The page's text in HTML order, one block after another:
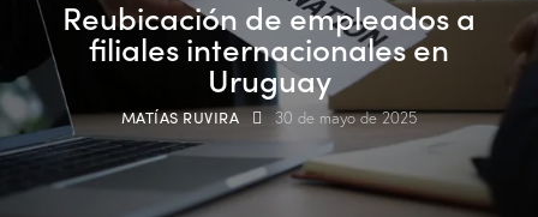
Reubicación de empleados a
filiales internacionales en
Uruguay
MATÍAS RUVIRA 30 de mayo de 2025